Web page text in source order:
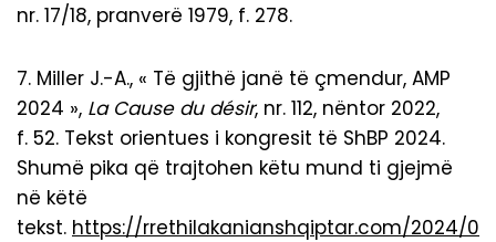
nr. 17/18, pranverë 1979, f. 278.
7. Miller J.-A., « Të gjithë janë të çmendur, AMP
2024 », La Cause du désir, nr. 112, nëntor 2022,
f. 52. Tekst orientues i kongresit të ShBP 2024.
Shumë pika që trajtohen këtu mund ti gjejmë
në këtë
tekst. https://rrethilakanianshqiptar.com/2024/0